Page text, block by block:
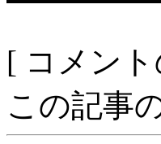
[ コメン
この記事